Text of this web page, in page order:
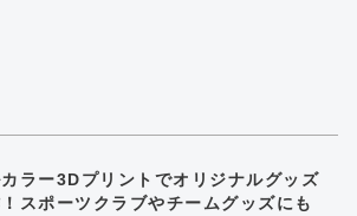
ラー3Dプリントでオリジナルグッズ
スポーツクラブやチームグッズにも